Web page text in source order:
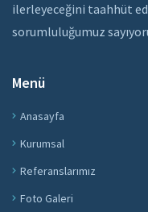
ilerleyeceğini taahhüt
sorumluluğumuz
Menü
Anasayfa
Kurumsal
Referanslarımız
Foto Galeri